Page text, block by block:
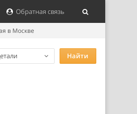
Обратная связь
в Москве
Найти